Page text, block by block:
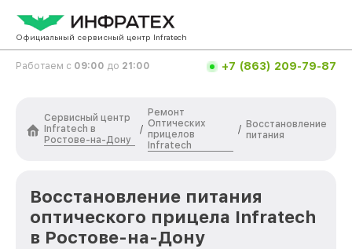
Официальный сервисный центр Infratech
Работаем с 09:00 до 21:00 +7 (863) 209-79-87
Сервисный центр
Infratech в
Ростове-на-Дону
/
Ремонт
Оптических
прицелов
Infratech
/ Восстановление
питания
Восстановление питания
оптического прицела Infratech
в Ростове-на-Дону